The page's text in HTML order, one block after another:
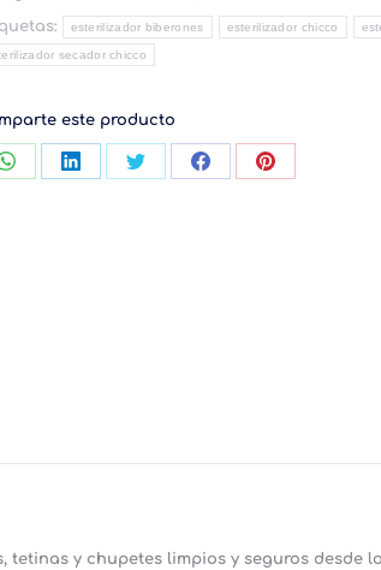
esterilizador biberones esterilizador chicco
secador chicco
este producto
CompartirCompartirCompartirCompartirCompartir
tetinas y chupetes limpios y seguros desde